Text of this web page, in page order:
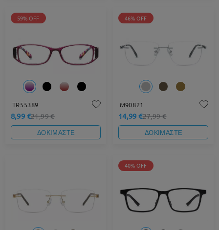
59% OFF
TR55389
8,99 €21,99 €
ΔΟΚΙΜΑΣΤΕ
46% OFF
M90821
14,99 €27,99 €
ΔΟΚΙΜΑΣΤΕ
40% OFF